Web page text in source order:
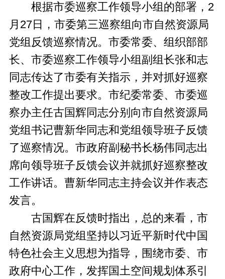
根据市委巡察工作领导小组的部署，2
月27日，市委第三巡察组向市自然资源局
党组反馈巡察情况。市委常委、组织部部
长、市委巡察工作领导小组副组长张和志
同志传达了市委有关指示，并对抓好巡察
整改工作提出要求。市纪委常委、市委巡
察办主任古国辉同志分别向市自然资源局
党组书记曹新华同志和党组领导班子反馈
了巡察情况。市政府副秘书长杨伟同志出
席向领导班子反馈会议并就抓好巡察整改
工作讲话。曹新华同志主持会议并作表态
发言。
古国辉在反馈时指出，总的来看，市
自然资源局党组坚持以习近平新时代中国
特色社会主义思想为指导，围绕市委、市
政府中心工作，发挥国土空间规划体系引